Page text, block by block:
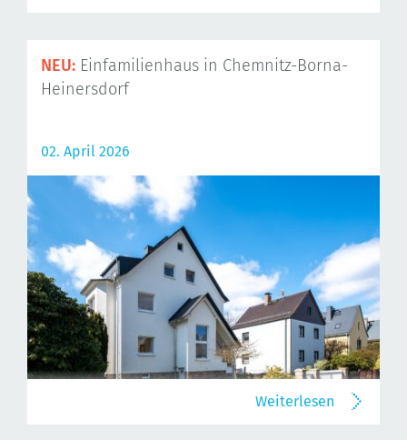
NEU: Einfamilienhaus in Chemnitz-Borna-
Heinersdorf
02. April 2026
Weiterlesen